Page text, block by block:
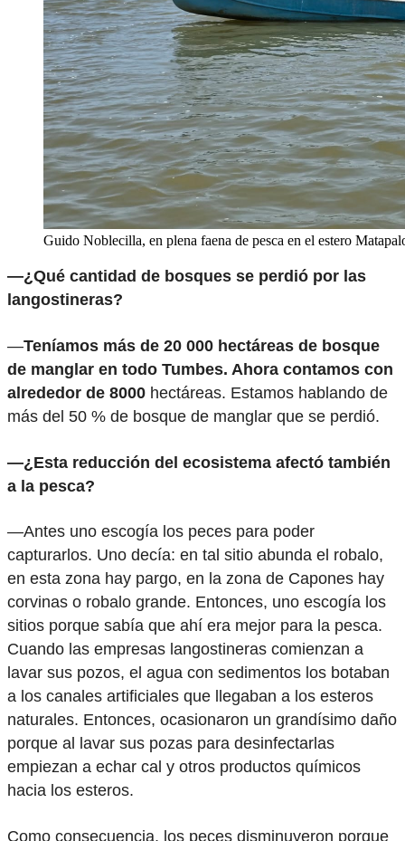
Guido Noblecilla, en plena faena de pesca en el estero
—¿Qué cantidad de bosques se perdió por las
langostineras?
—Teníamos más de 20 000 hectáreas de bosque
de manglar en todo Tumbes. Ahora contamos con
alrededor de 8000 hectáreas. Estamos hablando de
más del 50 % de bosque de manglar que se perdió.
—¿Esta reducción del ecosistema afectó también
a la pesca?
—Antes uno escogía los peces para poder
capturarlos. Uno decía: en tal sitio abunda el robalo,
en esta zona hay pargo, en la zona de Capones hay
corvinas o robalo grande. Entonces, uno escogía los
sitios porque sabía que ahí era mejor para la pesca.
Cuando las empresas langostineras comienzan a
lavar sus pozos, el agua con sedimentos los botaban
a los canales artificiales que llegaban a los esteros
naturales. Entonces, ocasionaron un grandísimo daño
porque al lavar sus pozas para desinfectarlas
empiezan a echar cal y otros productos químicos
hacia los esteros.
Como consecuencia, los peces disminuyeron porque